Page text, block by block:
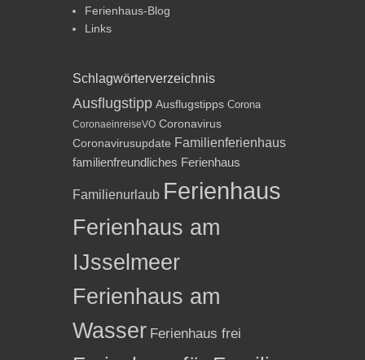
Ferienhaus-Blog
Links
Schlagwörterverzeichnis
Ausflugstipp Ausflugstipps Corona
CoronaeinreiseVO Coronavirus
Coronavirusupdate Familienferienhaus
familienfreundliches Ferienhaus
Familienurlaub Ferienhaus
Ferienhaus am
IJsselmeer
Ferienhaus am
Wasser Ferienhaus frei